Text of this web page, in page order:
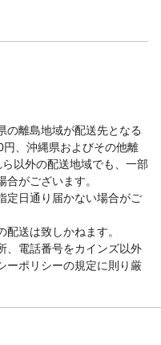
の離島地域が配送先となる
、沖縄県およびその他離
以外の配送地域でも、一部
がございます。
定日通り届かない場合がご
送は致しかねます。
、電話番号をカインズ以外
ーポリシーの規定に則り厳